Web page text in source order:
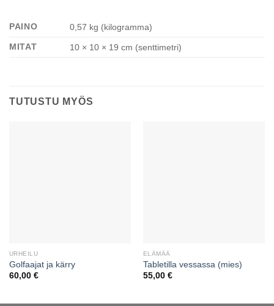
PAINO
0,57 kg (kilogramma)
MITAT
10 × 10 × 19 cm (senttimetri)
TUTUSTU MYÖS
URHEILU
Golfaajat ja kärry
60,00 €
ELÄMÄÄ
Tabletilla vessassa (mies)
55,00 €